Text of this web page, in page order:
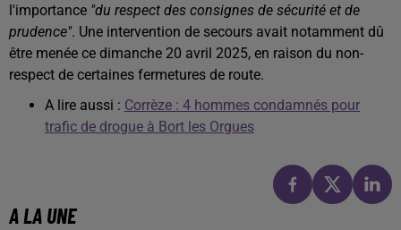
l'importance "du respect des consignes de sécurité et de
prudence". Une intervention de secours avait notamment dû
être menée ce dimanche 20 avril 2025, en raison du non-
respect de certaines fermetures de route.
A lire aussi : Corrèze : 4 hommes condamnés pour
trafic de drogue à Bort les Orgues
A LA UNE